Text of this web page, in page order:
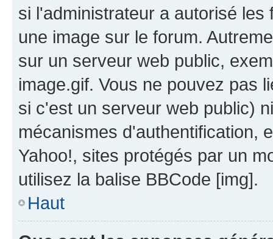
si l'administrateur a autorisé
une image sur le forum.
sur un serveur web public,
image.gif. Vous ne pouvez pas
si c'est un serveur web public)
mécanismes d'authentification,
Yahoo!, sites protégés par un
utilisez la balise BBCode [img].
Haut